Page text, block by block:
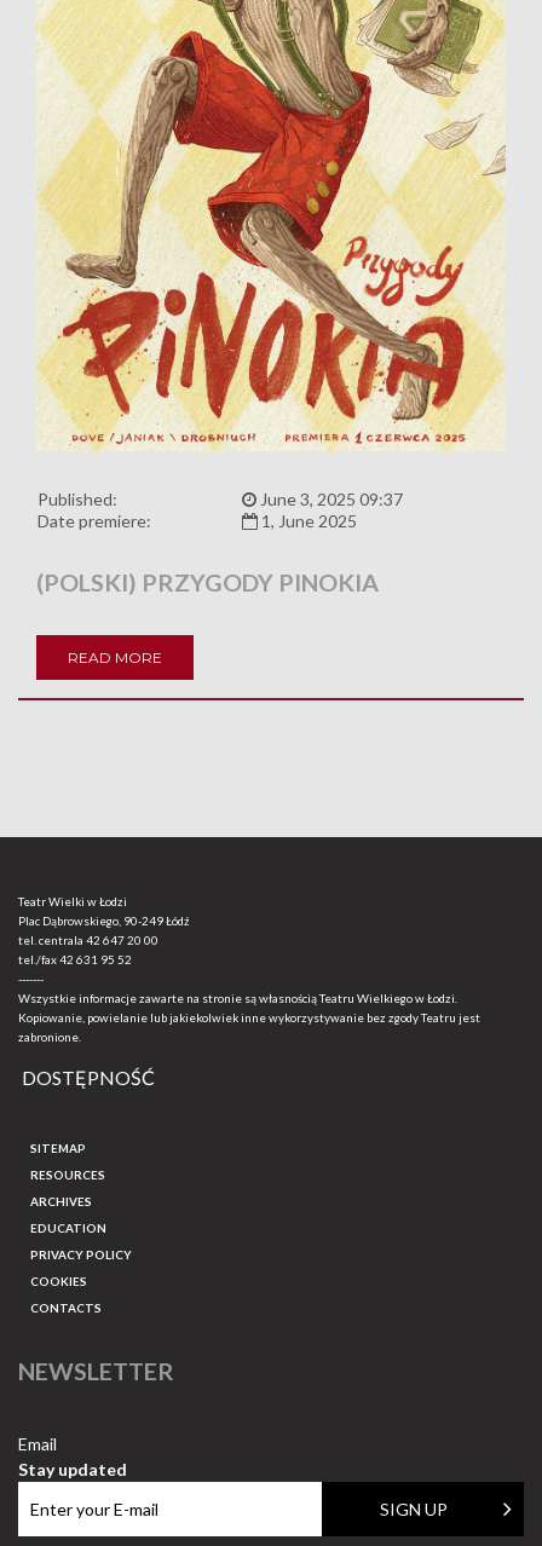
Published:
June 3, 2025 09:37
Date premiere:
1, June 2025
(POLSKI) PRZYGODY PINOKIA
READ MORE
Teatr Wielki w Łodzi
Plac Dąbrowskiego, 90-249 Łódź
tel. centrala 42 647 20 00
tel./fax42 631 95 52
-------
Wszystkie informacje zawarte na stronie są własnością Teatru Wielkiego w Łodzi.
Kopiowanie, powielanie lub jakiekolwiek inne wykorzystywanie bez zgody Teatru jest
zabronione.
DOSTĘPNOŚĆ
SITEMAP
RESOURCES
ARCHIVES
EDUCATION
PRIVACY POLICY
COOKIES
CONTACTS
NEWSLETTER
Email
Stay updated